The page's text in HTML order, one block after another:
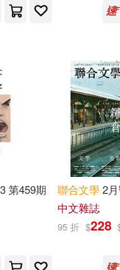
Jeryx(6530)
Jr.(6404)
Anne(6229)
(5210)
第459期
聯合文學2
中文雜誌
95 折 $228